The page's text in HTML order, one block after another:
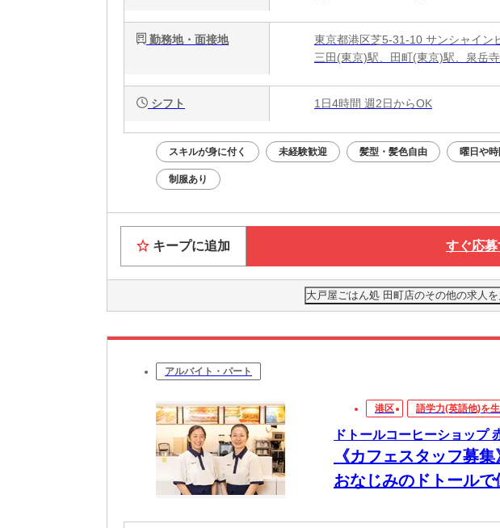
勤務地・面接地
東京都港区芝5-31-10 サンシャイン
三田(東京)駅、田町(東京)駅、泉岳
シフト 1日4時間 週2日からOK
スキルが身に付く 未経験歓迎 髪型・髪色自由 曜日や
制服あり
キープに追加 すぐ応募
大戸屋ごはん処 田町店のその他の求人を
アルバイト・パート
港区 語学力(英語他)を
ドトールコーヒーショップ
《カフェスタッフ募
おなじみのドトールで